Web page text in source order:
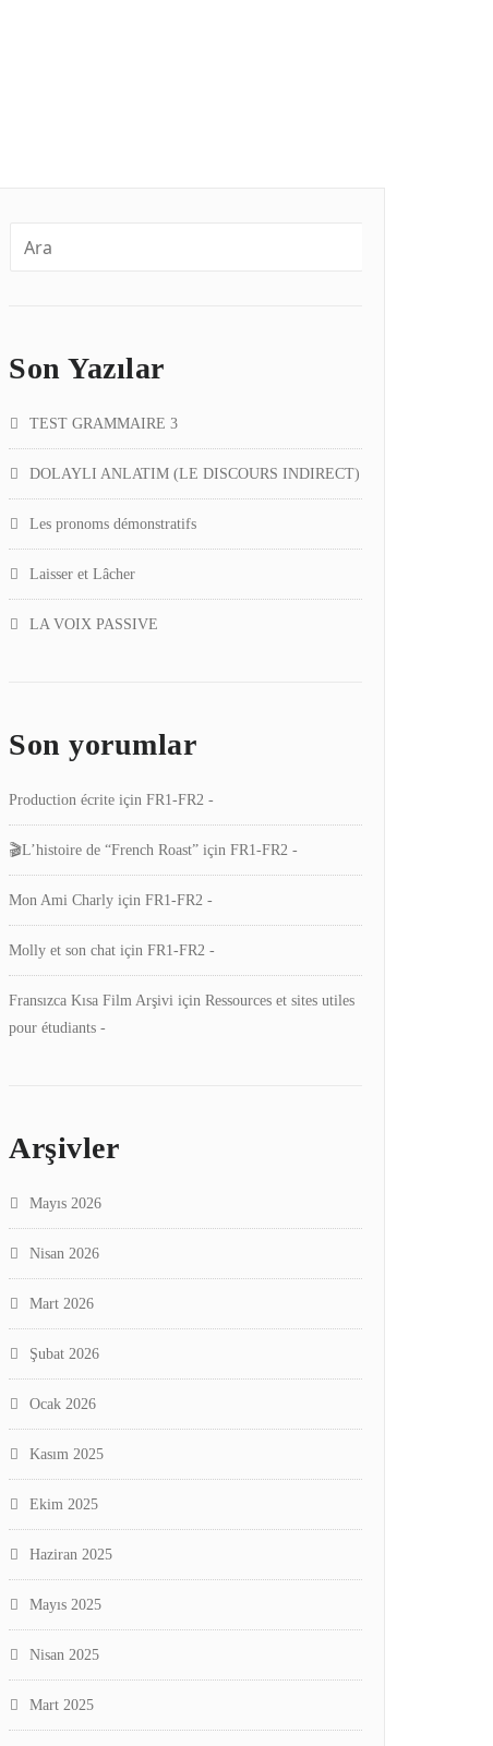
Son Yazılar
TEST GRAMMAIRE 3
DOLAYLI ANLATIM (LE DISCOURS INDIRECT)
Les pronoms démonstratifs
Laisser et Lâcher
LA VOIX PASSIVE
Son yorumlar
Production écrite için FR1-FR2 -
🎬L’histoire de “French Roast” için FR1-FR2 -
Mon Ami Charly için FR1-FR2 -
Molly et son chat için FR1-FR2 -
Fransızca Kısa Film Arşivi için Ressources et sites utiles
pour étudiants -
Arşivler
Mayıs 2026
Nisan 2026
Mart 2026
Şubat 2026
Ocak 2026
Kasım 2025
Ekim 2025
Haziran 2025
Mayıs 2025
Nisan 2025
Mart 2025